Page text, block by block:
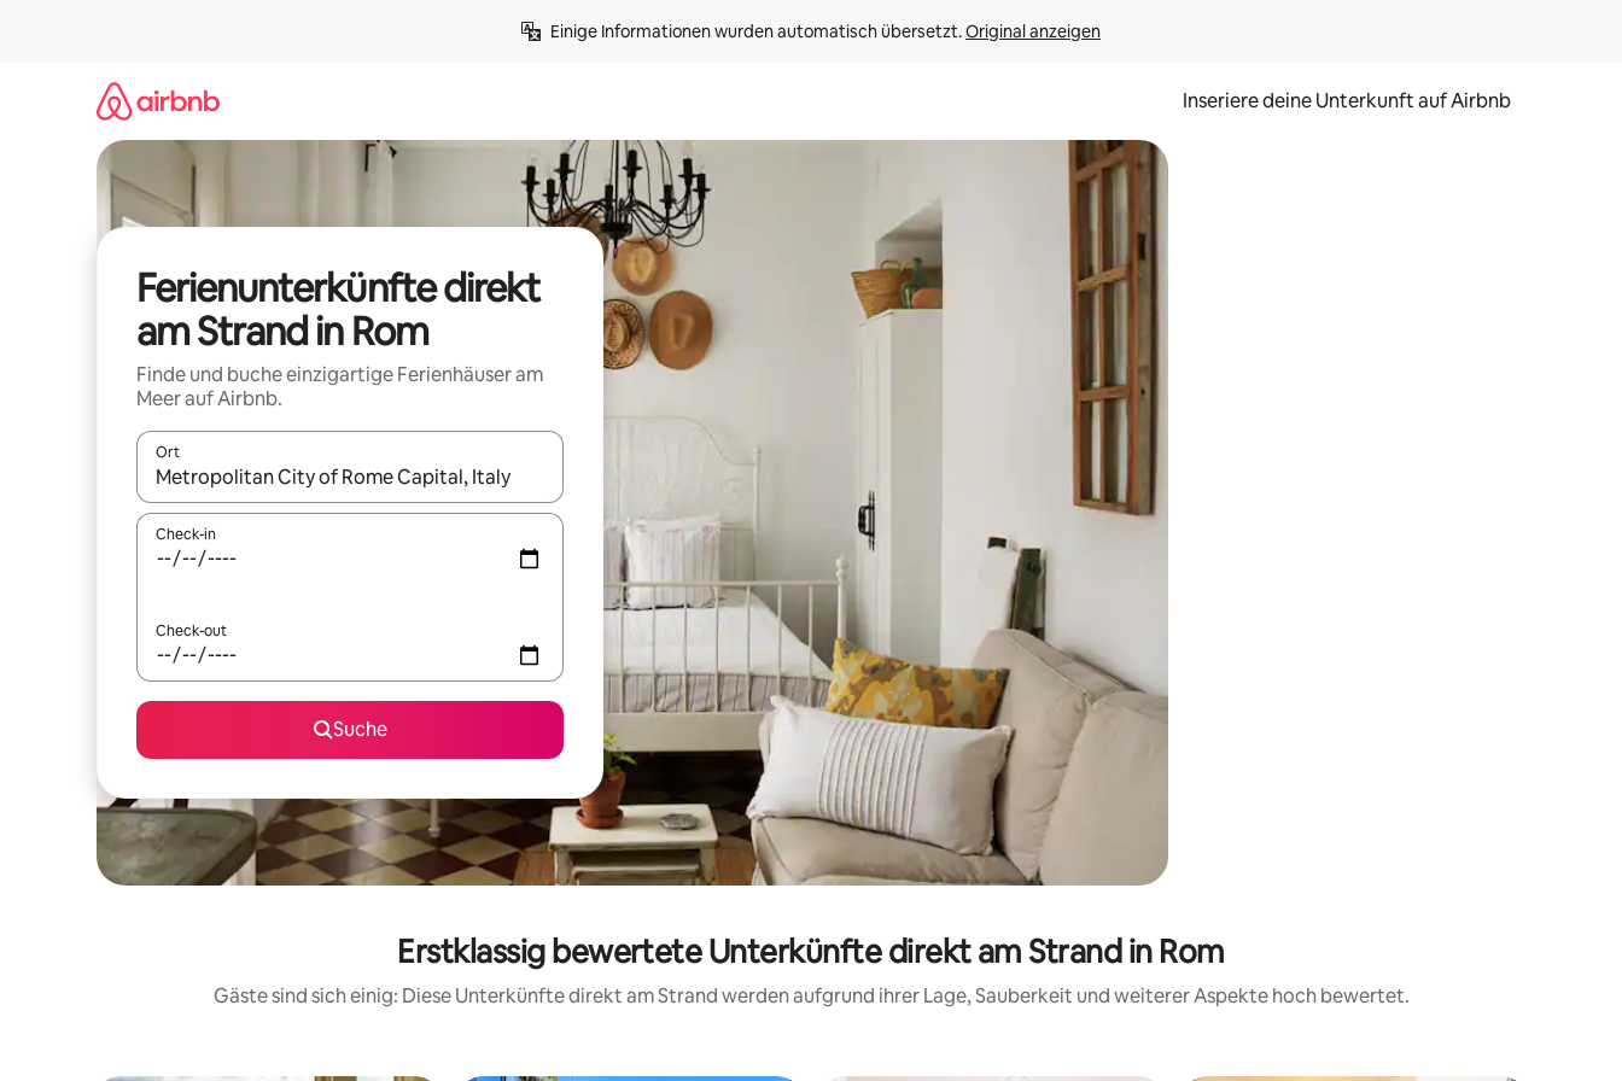
Einige Informationen wurden automatisch übersetzt. Original anzeigen
Inseriere deine Unterkunft auf Airbnb
Ferienunterkünfte direkt
am Strand in Rom
Finde und buche einzigartige Ferienhäuser am
Meer auf Airbnb.
Ort
Wenn Ergebnisse verfügbar sind, navigiere mit den Pfeiltasten nach oben und unten oder erkunde die Ergebnisse durch Berühren oder Wischgesten.
Check-in
Check-out
Suche
Erstklassig bewertete Unterkünfte direkt am Strand in Rom
Gäste sind sich einig: Diese Unterkünfte direkt am Strand werden aufgrund ihrer Lage, Sauberkeit und weiterer Aspekte hoch bewertet.